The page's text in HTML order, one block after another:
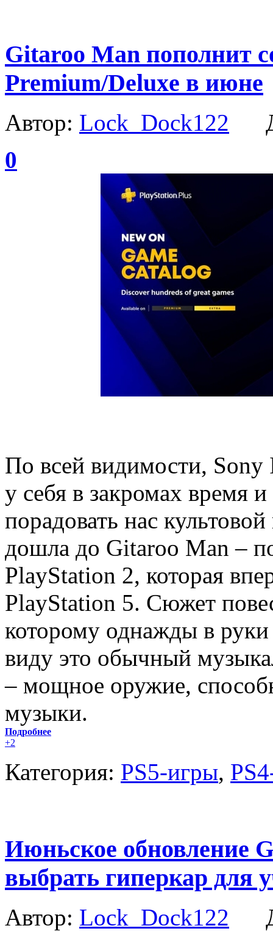
Gitaroo Man пополнит
Premium/Deluxe в июне
Автор: Lock_Dock122
0
По всей видимости,
у себя в закромах время
порадовать нас
дошла до Gitaroo Man –
PlayStation 2, которая
PlayStation 5. Сюжет
которому однажды в руки
виду это обычный
– мощное оружие,
музыки.
Подробнее
+2
Категория: PS5-игры,
Июньское обновление
выбрать гиперкар для
Автор: Lock_Dock122